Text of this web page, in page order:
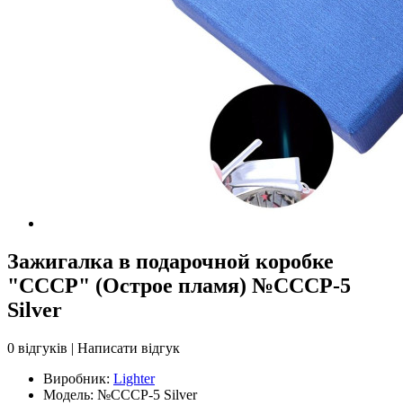
Зажигалка в подарочной коробке
"СССР" (Острое пламя) №СССР-5
Silver
0 відгуків | Написати відгук
Виробник: Lighter
Модель: №СССР-5 Silver